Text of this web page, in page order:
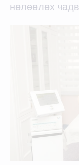
нөлөөлөх